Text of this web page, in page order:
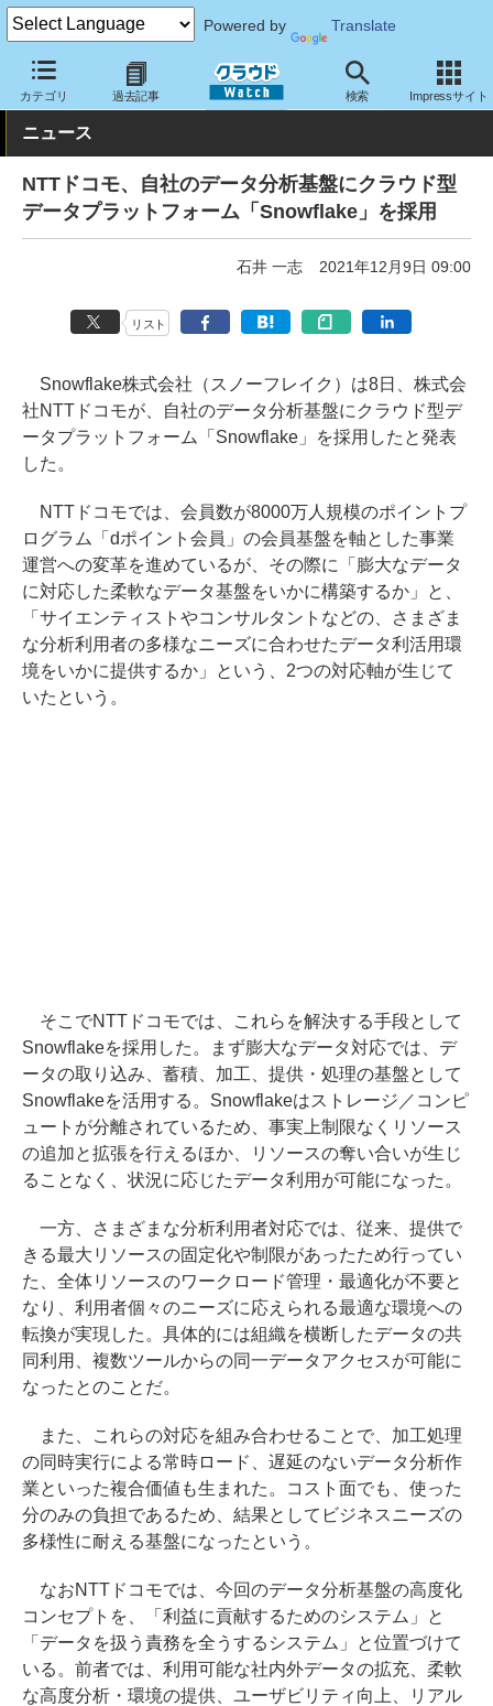
Powered by Translate
カテゴリ 過去記事 検索 Impressサイト
クラウド Watch トピック 導入事例 クラウド
ニュース
NTTドコモ、自社のデータ分析基盤にクラウド型
データプラットフォーム「Snowflake」を採用
石井 一志 2021年12月9日 09:00
リスト
Snowflake株式会社（スノーフレイク）は8日、株式会
社NTTドコモが、自社のデータ分析基盤にクラウド型デ
ータプラットフォーム「Snowflake」を採用したと発表
した。
NTTドコモでは、会員数が8000万人規模のポイントプ
ログラム「dポイント会員」の会員基盤を軸とした事業
運営への変革を進めているが、その際に「膨大なデータ
に対応した柔軟なデータ基盤をいかに構築するか」と、
「サイエンティストやコンサルタントなどの、さまざま
な分析利用者の多様なニーズに合わせたデータ利活用環
境をいかに提供するか」という、2つの対応軸が生じて
いたという。
そこでNTTドコモでは、これらを解決する手段として
Snowflakeを採用した。まず膨大なデータ対応では、デ
ータの取り込み、蓄積、加工、提供・処理の基盤として
Snowflakeを活用する。Snowflakeはストレージ／コンピ
ュートが分離されているため、事実上制限なくリソース
の追加と拡張を行えるほか、リソースの奪い合いが生じ
ることなく、状況に応じたデータ利用が可能になった。
一方、さまざまな分析利用者対応では、従来、提供で
きる最大リソースの固定化や制限があったため行ってい
た、全体リソースのワークロード管理・最適化が不要と
なり、利用者個々のニーズに応えられる最適な環境への
転換が実現した。具体的には組織を横断したデータの共
同利用、複数ツールからの同一データアクセスが可能に
なったとのことだ。
また、これらの対応を組み合わせることで、加工処理
の同時実行による常時ロード、遅延のないデータ分析作
業といった複合価値も生まれた。コスト面でも、使った
分のみの負担であるため、結果としてビジネスニーズの
多様性に耐える基盤になったという。
なおNTTドコモでは、今回のデータ分析基盤の高度化
コンセプトを、「利益に貢献するためのシステム」と
「データを扱う責務を全うするシステム」と位置づけて
いる。前者では、利用可能な社内外データの拡充、柔軟
な高度分析・環境の提供、ユーザビリティ向上、リアル